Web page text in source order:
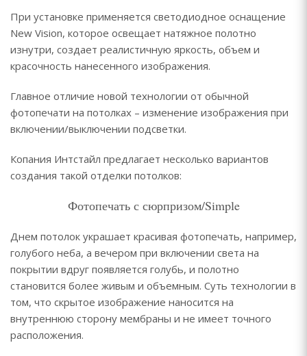
При установке применяется светодиодное оснащение
New Vision, которое освещает натяжное полотно
изнутри, создает реалистичную яркость, объем и
красочность нанесенного изображения.
Главное отличие новой технологии от обычной
фотопечати на потолках – изменение изображения при
включении/выключении подсветки.
Копания Интстайл предлагает несколько вариантов
создания такой отделки потолков:
Фотопечать с сюрпризом/Simple
Днем потолок украшает красивая фотопечать, например,
голубого неба, а вечером при включении света на
покрытии вдруг появляется голубь, и полотно
становится более живым и объемным. Суть технологии в
том, что скрытое изображение наносится на
внутреннюю сторону мембраны и не имеет точного
расположения.